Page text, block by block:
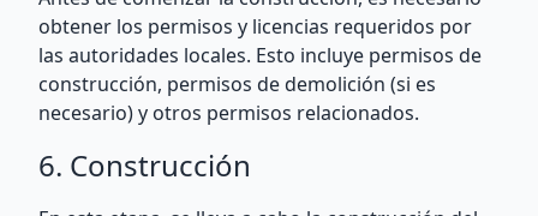
obtener los permisos y licencias requeridos por
las autoridades locales. Esto incluye permisos de
construcción, permisos de demolición (si es
necesario) y otros permisos relacionados.
6. Construcción